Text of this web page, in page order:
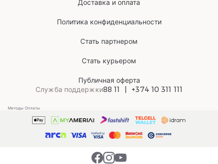
Доставка и оплата
Политика конфиденциальности
Стать партнером
Стать курьером
Публичная оферта
Служба поддержки88 11 +374 10 311 111
Методы Оплаты